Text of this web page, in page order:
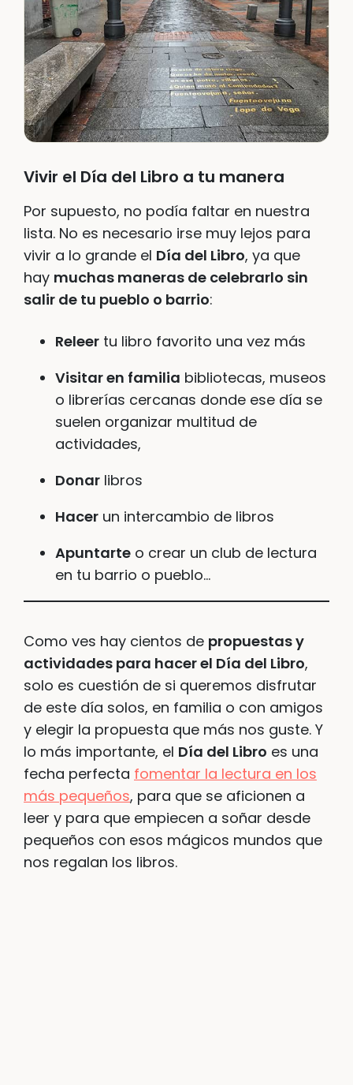
Vivir el Día del Libro a tu manera
Por supuesto, no podía faltar en nuestra
lista. No es necesario irse muy lejos para
vivir a lo grande el Día del Libro, ya que
hay muchas maneras de celebrarlo sin
salir de tu pueblo o barrio:
Releer tu libro favorito una vez más
Visitar en familia bibliotecas, museos
o librerías cercanas donde ese día se
suelen organizar multitud de
actividades,
Donar libros
Hacer un intercambio de libros
Apuntarte o crear un club de lectura
en tu barrio o pueblo…
Como ves hay cientos de propuestas y
actividades para hacer el Día del Libro,
solo es cuestión de si queremos disfrutar
de este día solos, en familia o con amigos
y elegir la propuesta que más nos guste. Y
lo más importante, el Día del Libro es una
fecha perfecta fomentar la lectura en los
más pequeños, para que se aficionen a
leer y para que empiecen a soñar desde
pequeños con esos mágicos mundos que
nos regalan los libros.